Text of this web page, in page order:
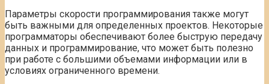
Параметры скорости программирования также могут
быть важными для определенных проектов. Некоторые
программаторы обеспечивают более быструю передачу
данных и программирование, что может быть полезно
при работе с большими объемами информации или в
условиях ограниченного времени.